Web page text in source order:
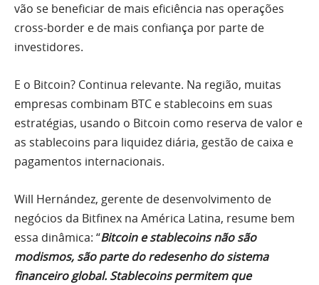
vão se beneficiar de mais eficiência nas operações
cross-border e de mais confiança por parte de
investidores.
E o Bitcoin? Continua relevante. Na região, muitas
empresas combinam BTC e stablecoins em suas
estratégias, usando o Bitcoin como reserva de valor e
as stablecoins para liquidez diária, gestão de caixa e
pagamentos internacionais.
Will Hernández, gerente de desenvolvimento de
negócios da Bitfinex na América Latina, resume bem
essa dinâmica: “Bitcoin e stablecoins não são
modismos, são parte do redesenho do sistema
financeiro global. Stablecoins permitem que